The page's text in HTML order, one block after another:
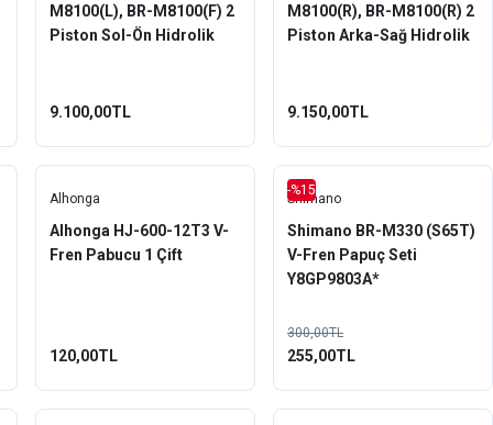
M8100(L), BR-M8100(F) 2
Piston Sol-Ön Hidrolik
9.100,00TL
M8100(R), BR-M8100(R) 2
Piston Arka-Sağ Hidrolik
9.150,00TL
Alhonga
Alhonga HJ-600-12T3 V-
Fren Pabucu 1 Çift
120,00TL
-%15
Shimano
Shimano BR-M330 (S65T)
V-Fren Papuç Seti
Y8GP9803A*
300,00TL
255,00TL